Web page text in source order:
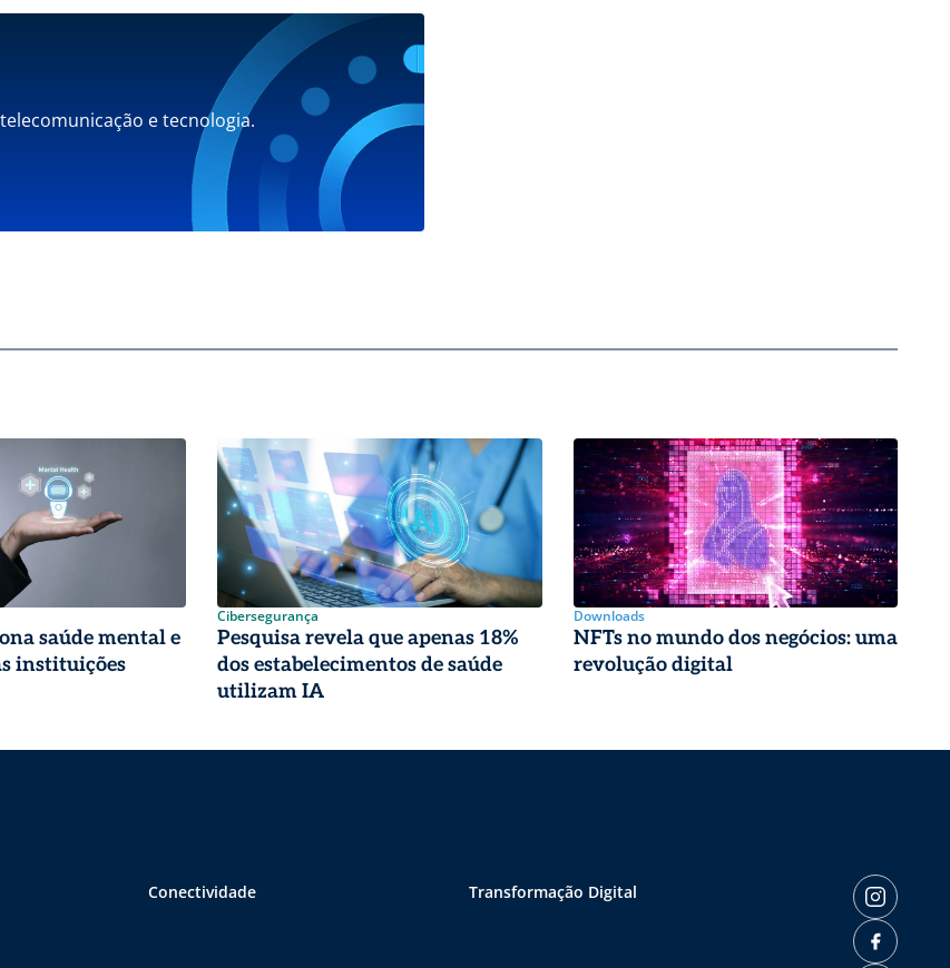
e tecnologia.
saúde mental e
instituições
Cibersegurança
Pesquisa revela que apenas 18%
dos estabelecimentos de saúde
utilizam IA
Downloads
NFTs no mundo dos negócios: uma
revolução digital
Conectividade Transformação Digital